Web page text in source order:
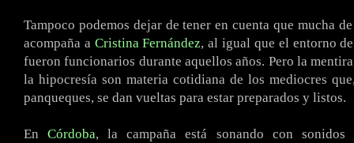
Tampoco podemos dejar de tener en cuenta que mucha
acompaña a Cristina Fernández, al igual que el entorno
fueron funcionarios durante aquellos años. Pero la
la hipocresía son materia cotidiana de los mediocres
panqueques, se dan vueltas para estar preparados y listos.
EnCórdoba, la campaña está sonando con